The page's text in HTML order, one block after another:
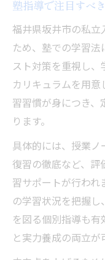
塾指導で注目すべ
福井県坂井市の私立
ため、塾での学習
スト対策を重視し
カリキュラムを用
習習慣が身につき
ります。
具体的には、授業ノ
復習の徹底など、評
習サポートが行われ
の学習状況を把握
を図る個別指導も
と実力養成の両立が